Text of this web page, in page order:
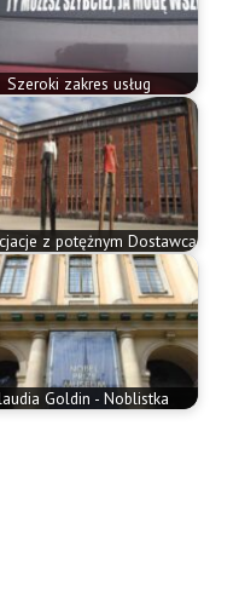
Szeroki zakres usług
z potężnym Dostawcą
Goldin - Noblistka